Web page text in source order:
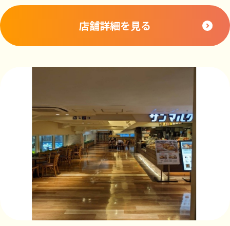
店舗詳細を見る